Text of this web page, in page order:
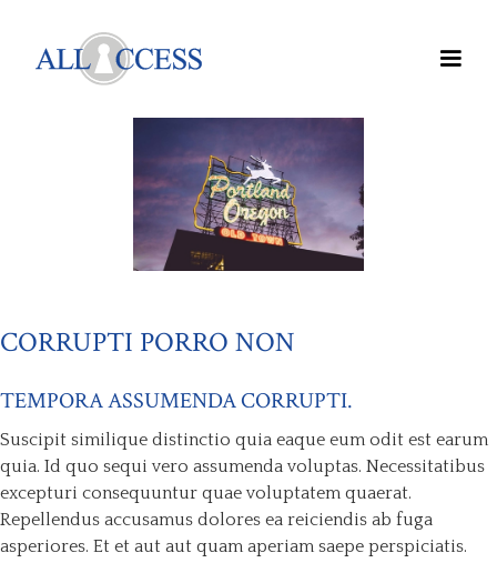
CORRUPTI PORRO NON
TEMPORA ASSUMENDA CORRUPTI.
Suscipit similique distinctio quia eaque eum odit est earum
quia. Id quo sequi vero assumenda voluptas. Necessitatibus
excepturi consequuntur quae voluptatem quaerat.
Repellendus accusamus dolores ea reiciendis ab fuga
asperiores. Et et aut aut quam aperiam saepe perspiciatis.